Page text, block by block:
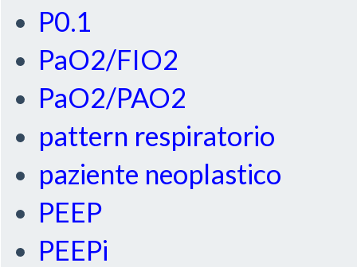
P0.1
PaO2/FIO2
PaO2/PAO2
pattern respiratorio
paziente neoplastico
PEEP
PEEPi